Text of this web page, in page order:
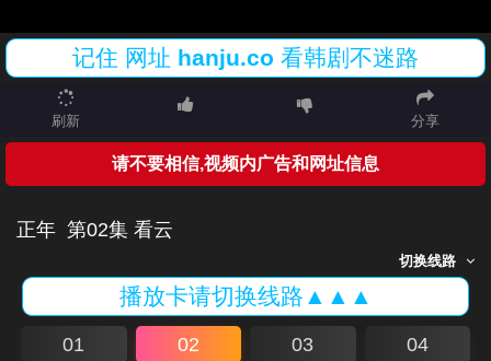
记住 网址 hanju.co 看韩剧不迷路
刷新 分享
请不要相信,视频内广告和网址信息
正年 第02集 看云
切换线路
播放卡请切换线路▲▲▲
01 02 03 04